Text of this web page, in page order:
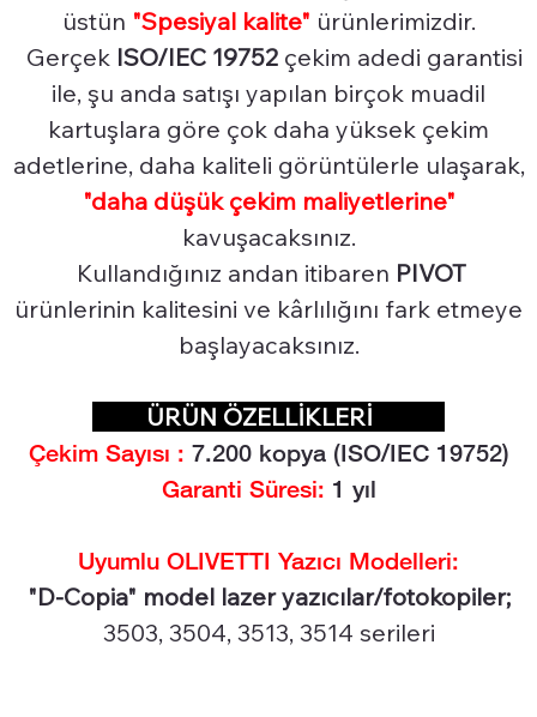
üstün "Spesiyal kalite" ürünlerimizdir.
Gerçek ISO/IEC 19752 çekim adedi garantisi
ile, şu anda satışı yapılan birçok muadil
kartuşlara göre çok daha yüksek çekim
adetlerine, daha kaliteli görüntülerle ulaşarak,
"daha düşük çekim maliyetlerine"
kavuşacaksınız.
Kullandığınız andan itibaren PIVOT
ürünlerinin kalitesini ve kârlılığını fark etmeye
başlayacaksınız.
ÜRÜN ÖZELLİKLERİ
Çekim Sayısı : 7.200 kopya (ISO/IEC 19752)
Garanti Süresi: 1 yıl
Uyumlu OLIVETTI Yazıcı Modelleri:
"D-Copia" model lazer yazıcılar/fotokopiler;
3503, 3504, 3513, 3514 serileri